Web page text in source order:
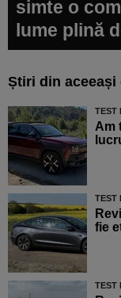
simte o
lume plină
Știri din aceeași
TEST
Am
TEST
fie
TEST